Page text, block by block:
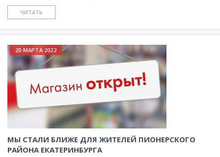
ЧИТАТЬ
20 МАРТА 2022
МЫ СТАЛИ БЛИЖЕ ДЛЯ ЖИТЕЛЕЙ ПИОНЕРСКОГО
РАЙОНА ЕКАТЕРИНБУРГА